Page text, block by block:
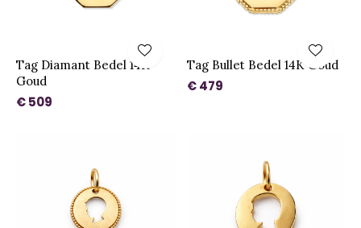
Tag Diamant Bedel 14K
Goud
€ 509
Tag Bullet Bedel 14K Goud
€ 479